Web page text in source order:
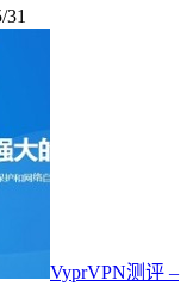
31
VyprVPN测评 –